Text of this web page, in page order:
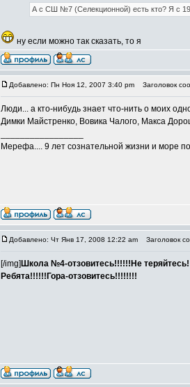
А с СШ №7 (Селекционной) есть кто? Я с
ну если можно так сказать, то я
Добавлено: Пн Ноя 12, 2007 3:40 pm Заголовок
Люди... а кто-нибудь знает что-нить о моих
Димки Майстренко, Вовика Чалого, Макса
Мерефа.... 9 лет сознательной жизни и море
Добавлено: Чт Янв 17, 2008 12:22 am Заголовок
[/img] Школа №4-отзовитесь!!!!!!Не
Ребята!!!!!!Гора-отзовитесь!!!!!!!!